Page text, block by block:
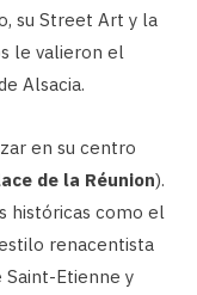
su Street Art y la
le valieron el
Alsacia.
en su centro
de la Réunion).
históricas como el
renacentista
Etienne y